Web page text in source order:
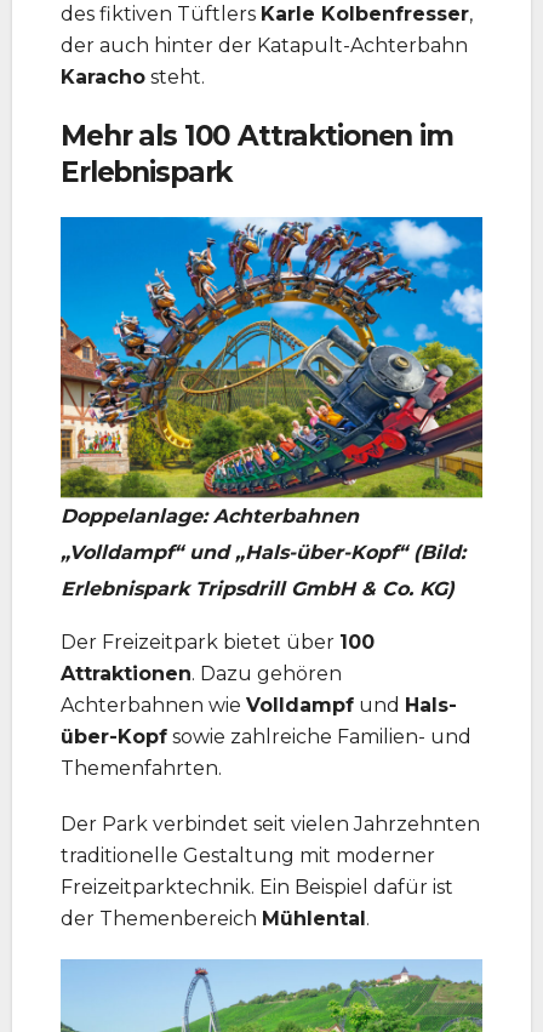
des fiktiven Tüftlers Karle Kolbenfresser,
der auch hinter der Katapult-Achterbahn
Karacho steht.
Mehr als 100 Attraktionen im
Erlebnispark
Doppelanlage: Achterbahnen
„Volldampf“ und „Hals-über-Kopf“ (Bild:
Erlebnispark Tripsdrill GmbH & Co. KG)
Der Freizeitpark bietet über 100
Attraktionen. Dazu gehören
Achterbahnen wie Volldampf und Hals-
über-Kopf sowie zahlreiche Familien- und
Themenfahrten.
Der Park verbindet seit vielen Jahrzehnten
traditionelle Gestaltung mit moderner
Freizeitparktechnik. Ein Beispiel dafür ist
der Themenbereich Mühlental .